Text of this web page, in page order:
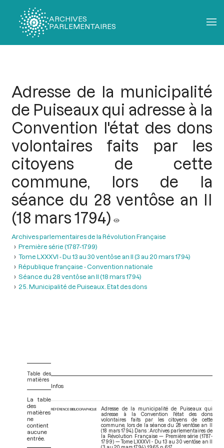
ARCHIVES
PARLEMENTAIRES
Adresse de la municipalité
de Puiseaux qui adresse à la
Convention l'état des dons
volontaires faits par les
citoyens de cette
commune, lors de la
séance du 28 ventôse an II
(18 mars 1794)
Archives parlementaires de la Révolution Française
Première série (1787-1799)
Tome LXXXVI - Du 13 au 30 ventôse an II (3 au 20 mars 1794)
République française - Convention nationale
Séance du 28 ventôse an II (18 mars 1794)
25. Municipalité de Puiseaux. Etat des dons
Table des
matières
La table
des
matières
ne
contient
aucune
entrée.
Infos
RÉFÉRENCE BIBLIOGRAPHIQUE
Adresse de la municipalité de Puiseaux qui
adresse à la Convention l'état des dons
volontaires faits par les citoyens de cette
commune, lors de la séance du 28 ventôse an II
(18 mars 1794). Dans : Archives parlementaires de
la Révolution Française — Première série (1787-
1799) — Tome LXXXVI - Du 13 au 30 ventôse an II